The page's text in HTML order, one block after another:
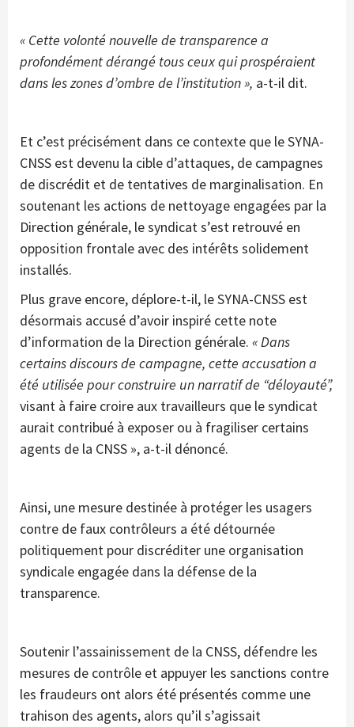
« Cette volonté nouvelle de transparence a
profondément dérangé tous ceux qui prospéraient
dans les zones d’ombre de l’institution », a-t-il dit.
Et c’est précisément dans ce contexte que le SYNA-
CNSS est devenu la cible d’attaques, de campagnes
de discrédit et de tentatives de marginalisation. En
soutenant les actions de nettoyage engagées par la
Direction générale, le syndicat s’est retrouvé en
opposition frontale avec des intérêts solidement
installés.
Plus grave encore, déplore-t-il, le SYNA-CNSS est
désormais accusé d’avoir inspiré cette note
d’information de la Direction générale. « Dans
certains discours de campagne, cette accusation a
été utilisée pour construire un narratif de “déloyauté”,
visant à faire croire aux travailleurs que le syndicat
aurait contribué à exposer ou à fragiliser certains
agents de la CNSS », a-t-il dénoncé.
Ainsi, une mesure destinée à protéger les usagers
contre de faux contrôleurs a été détournée
politiquement pour discréditer une organisation
syndicale engagée dans la défense de la
transparence.
Soutenir l’assainissement de la CNSS, défendre les
mesures de contrôle et appuyer les sanctions contre
les fraudeurs ont alors été présentés comme une
trahison des agents, alors qu’il s’agissait